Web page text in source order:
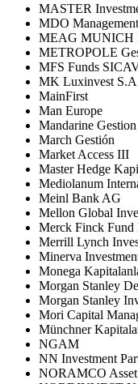
MASTER
MDO
MEAG MUNICH
METROPOLE
MFS Funds
MK Luxinvest
MainFirst
Man Europe
Mandarine Gestion
March Gestión
Market Access III
Master Hedge
Mediolanum
Meinl Bank AG
Mellon Global
Merck Finck Fund
Merrill Lynch
Minerva
Monega
Morgan Stanley
Morgan Stanley
Mori Capital
Münchner
NGAM
NN Investment
NORAMCO